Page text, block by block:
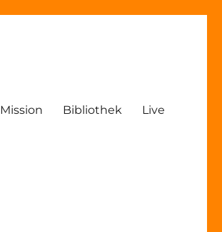
Mission Bibliothek Live